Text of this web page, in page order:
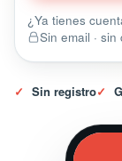
¿Ya tienes
Sin email ·
✓ Sin registro✓